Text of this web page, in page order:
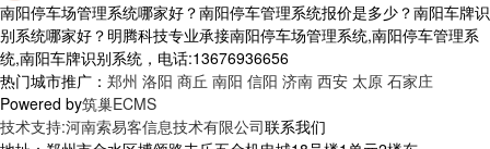
南阳停车场管理系统哪家好？南阳停车管理系统报价是多少？南阳车牌识
别系统哪家好？明腾科技专业承接南阳停车场管理系统,南阳停车管理系
统,南阳车牌识别系统，电话:13676936656
热门城市推广： 郑州 洛阳 商丘 南阳 信阳 济南 西安 太原 石家庄
Powered by筑巢ECMS
技术支持:河南索易客信息技术有限公司联系我们